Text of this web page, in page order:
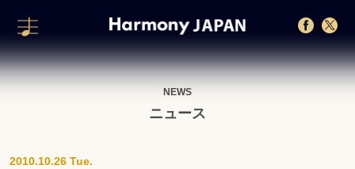
NEWS
ニュース
2010.10.26 Tue.